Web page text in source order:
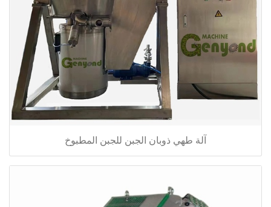
آلة طهي ذوبان الجبن للجبن المطبوخ